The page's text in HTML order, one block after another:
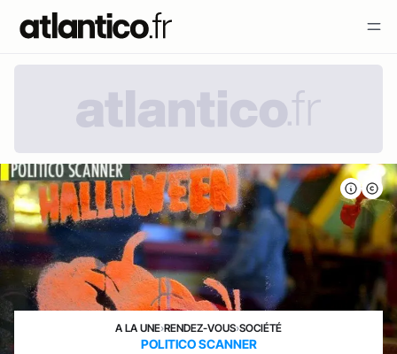
A LA UNE›RENDEZ-VOUS›SOCIÉTÉ
POLITICO SCANNER